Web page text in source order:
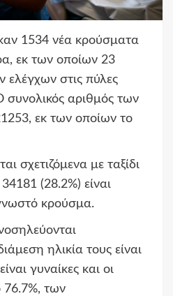
1534 νέα κρούσματα
εκ των οποίων 23
ελέγχων στις πύλες
συνολικός αριθμός των
εκ των οποίων το
σχετιζόμενα με ταξίδι
(28.2%) είναι
κρούσμα.
ηλικία τους είναι
γυναίκες και οι
76.7%, των